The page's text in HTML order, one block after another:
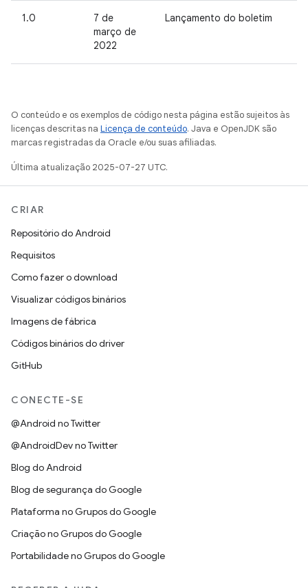
1.0
7 de
março de
2022
Lançamento do boletim
O conteúdo e os exemplos de código nesta página estão sujeitos às
licenças descritas na Licença de conteúdo. Java e OpenJDK são
marcas registradas da Oracle e/ou suas afiliadas.
Última atualização 2025-07-27 UTC.
CRIAR
Repositório do Android
Requisitos
Como fazer o download
Visualizar códigos binários
Imagens de fábrica
Códigos binários do driver
GitHub
CONECTE-SE
@Android no Twitter
@AndroidDev no Twitter
Blog do Android
Blog de segurança do Google
Plataforma no Grupos do Google
Criação no Grupos do Google
Portabilidade no Grupos do Google